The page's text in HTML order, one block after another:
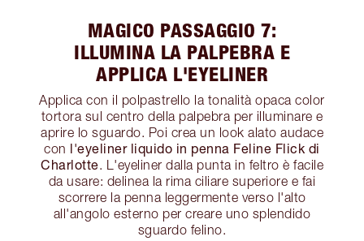
MAGICO PASSAGGIO 7:
ILLUMINA LA PALPEBRA E
APPLICA L'EYELINER
Applica con il polpastrello la tonalità opaca color
tortora sul centro della palpebra per illuminare e
aprire lo sguardo. Poi crea un look alato audace
con l'eyeliner liquido in penna Feline Flick di
Charlotte. L'eyeliner dalla punta in feltro è facile
da usare: delinea la rima ciliare superiore e fai
scorrere la penna leggermente verso l'alto
all'angolo esterno per creare uno splendido
sguardo felino.